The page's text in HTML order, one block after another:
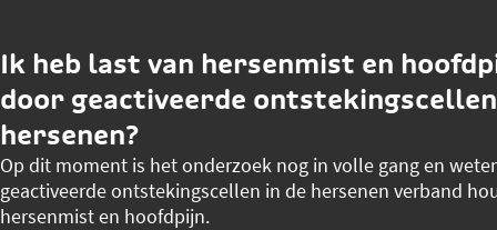
Ik heb last van hersenmist en
door geactiveerde
hersenen?
Op dit moment is het onderzoek nog in volle gang en
geactiveerde ontstekingscellen in de hersenen verband
hersenmist en hoofdpijn.